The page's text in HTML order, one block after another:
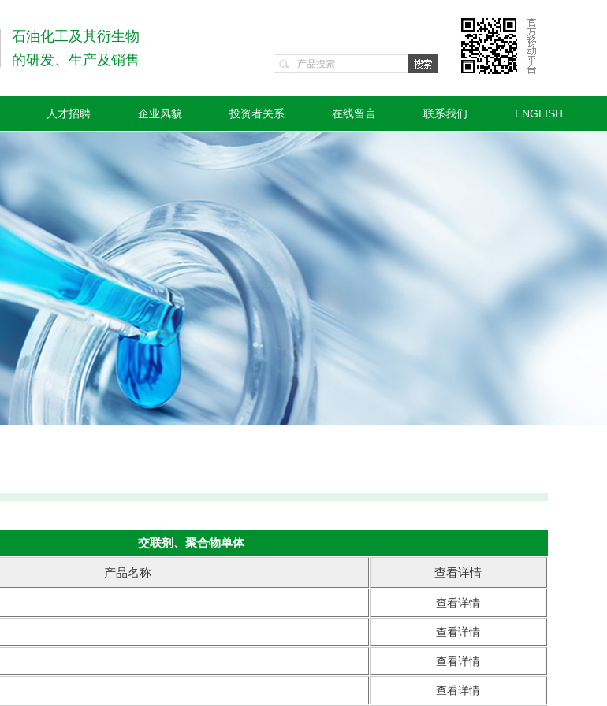
石油化工及其衍生物
的研发、生产及销售
人才招聘 企业风貌 投资者关系 在线留言 联系我们 ENGLISH
交联剂、聚合物单体
产品名称 查看详情
查看详情
查看详情
查看详情
查看详情